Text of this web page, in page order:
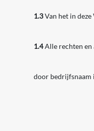
1.3Van het in
1.4Alle rechten en
door bedrijfsnaam